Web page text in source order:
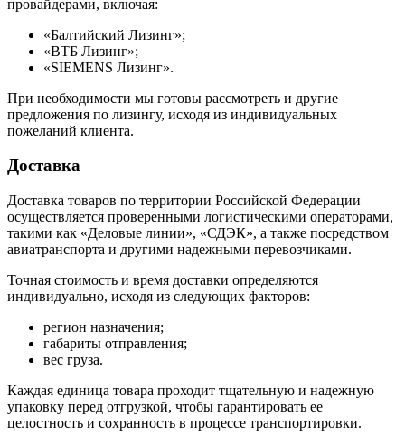
провайдерами, включая:
«Балтийский Лизинг»;
«ВТБ Лизинг»;
«SIEMENS Лизинг».
При необходимости мы готовы рассмотреть и другие
предложения по лизингу, исходя из индивидуальных
пожеланий клиента.
Доставка
Доставка товаров по территории Российской Федерации
осуществляется проверенными логистическими операторами,
такими как «Деловые линии», «СДЭК», а также посредством
авиатранспорта и другими надежными перевозчиками.
Точная стоимость и время доставки определяются
индивидуально, исходя из следующих факторов:
регион назначения;
габариты отправления;
вес груза.
Каждая единица товара проходит тщательную и надежную
упаковку перед отгрузкой, чтобы гарантировать ее
целостность и сохранность в процессе транспортировки.